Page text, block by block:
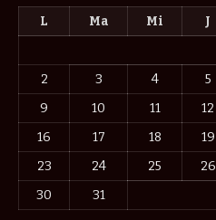
L
Ma Mi J
2
3 4 5
9
10 11 12
16
17 18 19
23
24 25 26
30
31